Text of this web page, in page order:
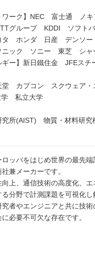
トワーク】NEC 富士通
NTTグループ KDDI ソフ
ヨタ ホンダ 日産 デンソ
ソニック ソニー 東芝 シ
ルギー】新日鐵住金 JFE
堂 カプコン スクウェア
学 私立大学
究所(AIST) 物質・材料
ッパをはじめ世界の最先
兼メーカーです。
向上、通信技術の高度化、
分野で計測課題を可視化
者やエンジニアと共に技
必要不可欠な存在です。